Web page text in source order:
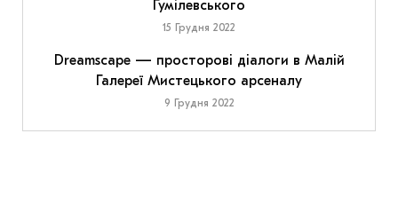
Гумілевського
15 Грудня 2022
Dreamscape — просторові діалоги в Малій
Галереї Мистецького арсеналу
9 Грудня 2022